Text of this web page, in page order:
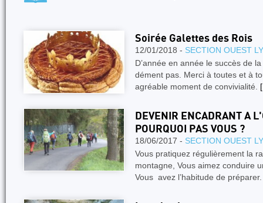
Soirée Galettes des Rois
12/01/2018 - SECTION OUEST
D’année en année le succès de
dément pas. Merci à toutes et à
agréable moment de convivialité.
DEVENIR ENCADRANT A
POURQUOI PAS VOUS ?
18/06/2017 - SECTION OUEST
Vous pratiquez régulièrement la
montagne, Vous aimez conduire
Vous avez l’habitude de